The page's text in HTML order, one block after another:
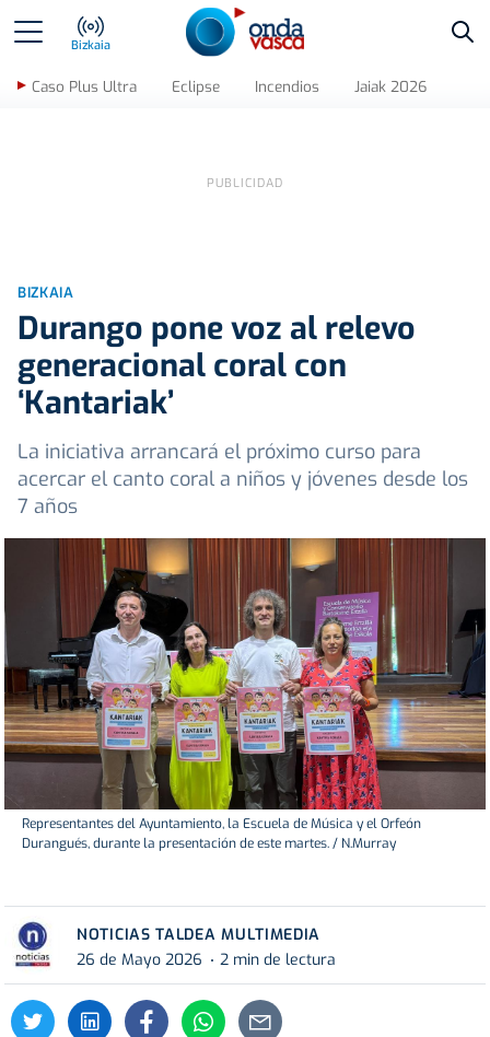
Bizkaia
Caso Plus Ultra Eclipse Incendios Jaiak 2026
BIZKAIA
Durango pone voz al relevo
generacional coral con
‘Kantariak’
La iniciativa arrancará el próximo curso para
acercar el canto coral a niños y jóvenes desde los
7 años
Representantes del Ayuntamiento, la Escuela de Música y el Orfeón
Durangués, durante la presentación de este martes. / N.Murray
NOTICIAS TALDEA MULTIMEDIA
26 de Mayo 2026
2 min de lectura